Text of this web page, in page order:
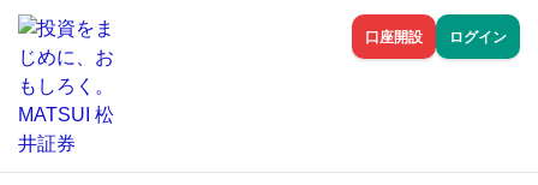
口座開設 ログイン